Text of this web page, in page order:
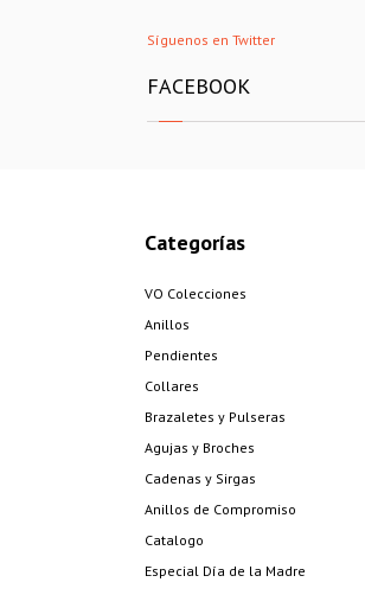
Síguenos en Twitter
FACEBOOK
Categorías
VO Colecciones
Anillos
Pendientes
Collares
Brazaletes y Pulseras
Agujas y Broches
Cadenas y Sirgas
Anillos de Compromiso
Catalogo
Especial Día de la Madre